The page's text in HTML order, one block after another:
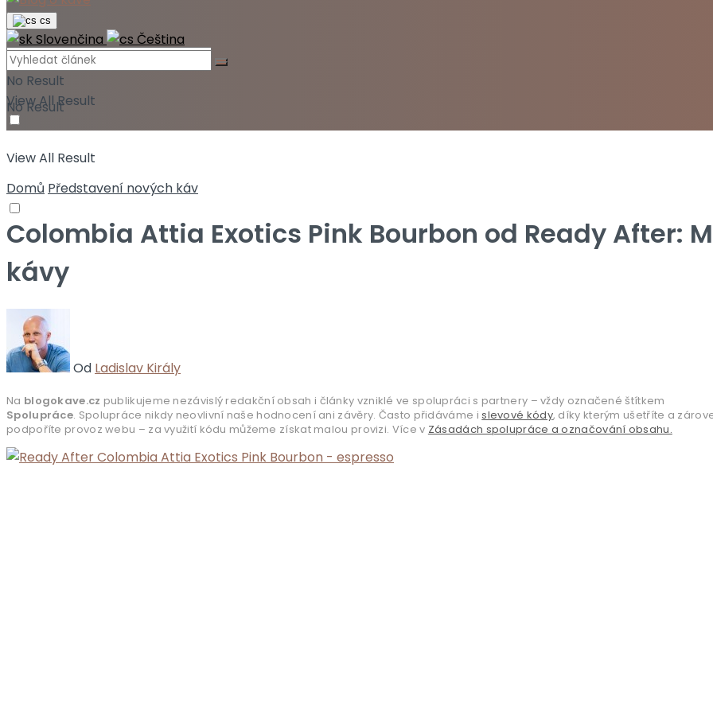
No Result
View All Result
cs
Slovenčina Čeština
No Result
View All Result
Domů Představení nových káv
Colombia Attia Exotics Pink Bourbon od Ready After:
kávy
Od Ladislav Király
Na blogokave.cz publikujeme nezávislý redakční obsah i články vzniklé ve spolupráci s partnery – vždy označené štítkem
Spolupráce. Spolupráce nikdy neovlivní naše hodnocení ani závěry. Často přidáváme islevové kódy, díky kterým ušetříte a
podpoříte provoz webu – za využití kódu můžeme získat malou provizi. Více v Zásadách spolupráce a označování obsahu.